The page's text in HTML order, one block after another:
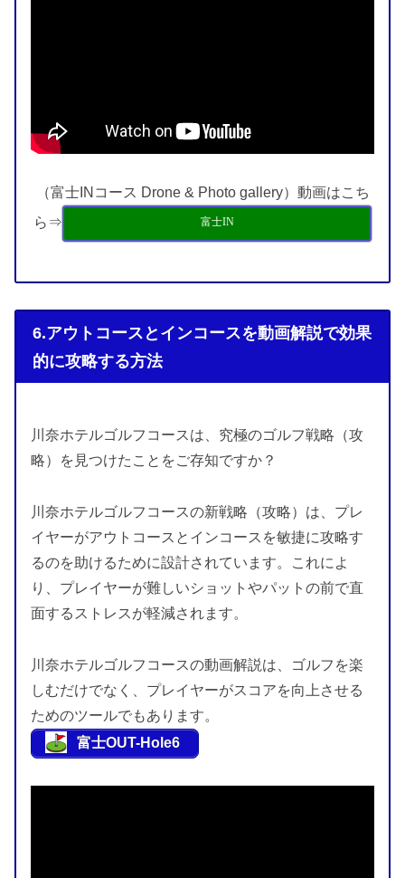
（富士INコース Drone & Photo gallery）動画はこち
ら⇒
富士IN
6.アウトコースとインコースを動画解説で効果
的に攻略する方法
川奈ホテルゴルフコースは、究極のゴルフ戦略（攻
略）を見つけたことをご存知ですか？
川奈ホテルゴルフコースの新戦略（攻略）は、プレ
イヤーがアウトコースとインコースを敏捷に攻略す
るのを助けるために設計されています。これによ
り、プレイヤーが難しいショットやパットの前で直
面するストレスが軽減されます。
川奈ホテルゴルフコースの動画解説は、ゴルフを楽
しむだけでなく、プレイヤーがスコアを向上させる
ためのツールでもあります。
富士OUT-Hole6